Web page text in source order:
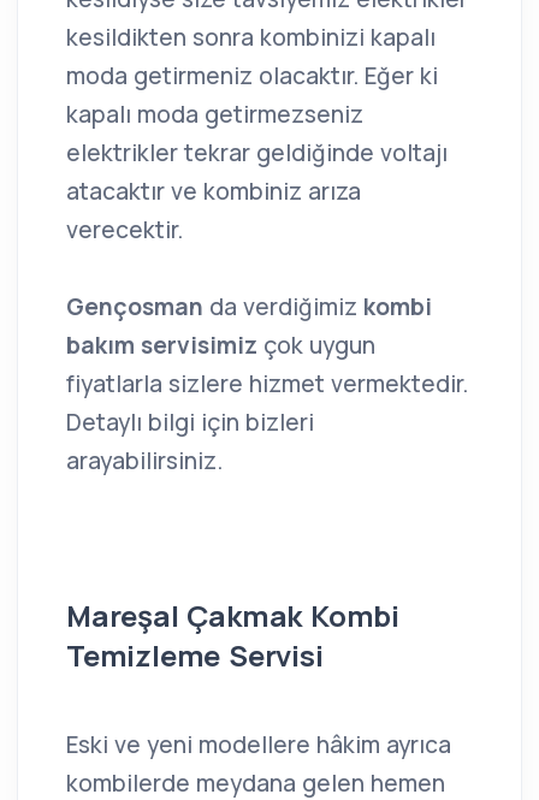
kesildikten sonra kombinizi kapalı
moda getirmeniz olacaktır. Eğer ki
kapalı moda getirmezseniz
elektrikler tekrar geldiğinde voltajı
atacaktır ve kombiniz arıza
verecektir.
Gençosman da verdiğimiz kombi
bakım servisimiz çok uygun
fiyatlarla sizlere hizmet vermektedir.
Detaylı bilgi için bizleri
arayabilirsiniz.
Mareşal Çakmak Kombi
Temizleme Servisi
Eski ve yeni modellere hâkim ayrıca
kombilerde meydana gelen hemen